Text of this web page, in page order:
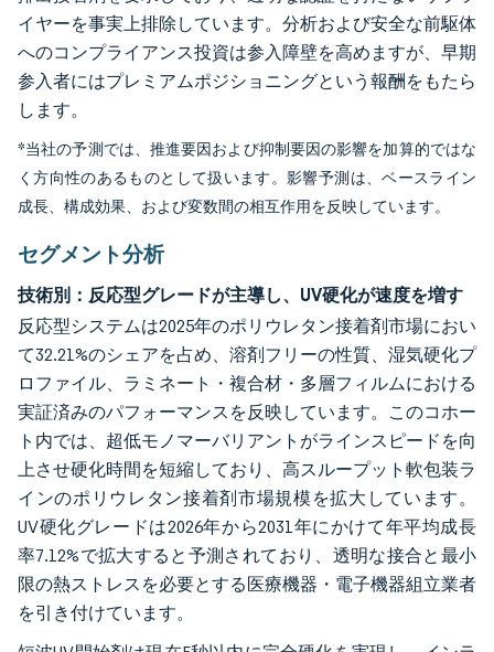
イヤーを事実上排除しています。分析および安全な前駆体
へのコンプライアンス投資は参入障壁を高めますが、早期
参入者にはプレミアムポジショニングという報酬をもたら
します。
*当社の予測では、推進要因および抑制要因の影響を加算的ではな
く方向性のあるものとして扱います。影響予測は、ベースライン
成長、構成効果、および変数間の相互作用を反映しています。
セグメント分析
技術別：反応型グレードが主導し、UV硬化が速度を増す
反応型システムは2025年のポリウレタン接着剤市場におい
て32.21%のシェアを占め、溶剤フリーの性質、湿気硬化プ
ロファイル、ラミネート・複合材・多層フィルムにおける
実証済みのパフォーマンスを反映しています。このコホー
ト内では、超低モノマーバリアントがラインスピードを向
上させ硬化時間を短縮しており、高スループット軟包装ラ
インのポリウレタン接着剤市場規模を拡大しています。
UV硬化グレードは2026年から2031年にかけて年平均成長
率7.12%で拡大すると予測されており、透明な接合と最小
限の熱ストレスを必要とする医療機器・電子機器組立業者
を引き付けています。